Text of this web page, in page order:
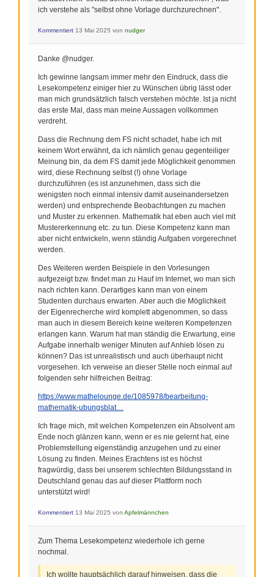
ich verstehe als "selbst ohne Vorlage durchzurechnen".
Kommentiert 13 Mai 2025 von nudger
Danke @nudger.
Ich gewinne langsam immer mehr den Eindruck, dass die
Lesekompetenz einiger hier zu Wünschen übrig lässt oder
man mich grundsätzlich falsch verstehen möchte. Ist ja nicht
das erste Mal, dass man meine Aussagen vollkommen
verdreht.
Dass die Rechnung dem FS nicht schadet, habe ich mit
keinem Wort erwähnt, da ich nämlich genau gegenteiliger
Meinung bin, da dem FS damit jede Möglichkeit genommen
wird, diese Rechnung selbst (!) ohne Vorlage
durchzuführen (es ist anzunehmen, dass sich die
wenigsten noch einmal intensiv damit auseinandersetzen
werden) und entsprechende Beobachtungen zu machen
und Muster zu erkennen. Mathematik hat eben auch viel mit
Mustererkennung etc. zu tun. Diese Kompetenz kann man
aber nicht entwickeln, wenn ständig Aufgaben vorgerechnet
werden.
Des Weiteren werden Beispiele in den Vorlesungen
aufgezeigt bzw. findet man zu Hauf im Internet, wo man sich
nach richten kann. Derartiges kann man von einem
Studenten durchaus erwarten. Aber auch die Möglichkeit
der Eigenrecherche wird komplett abgenommen, so dass
man auch in diesem Bereich keine weiteren Kompetenzen
erlangen kann. Warum hat man ständig die Erwartung, eine
Aufgabe innerhalb weniger Minuten auf Anhieb lösen zu
können? Das ist unrealistisch und auch überhaupt nicht
vorgesehen. Ich verweise an dieser Stelle noch einmal auf
folgenden sehr hilfreichen Beitrag:
https://www.mathelounge.de/1085978/bearbeitung-
mathematik-ubungsblat…
Ich frage mich, mit welchen Kompetenzen ein Absolvent am
Ende noch glänzen kann, wenn er es nie gelernt hat, eine
Problemstellung eigenständig anzugehen und zu einer
Lösung zu finden. Meines Erachtens ist es höchst
fragwürdig, dass bei unserem schlechten Bildungsstand in
Deutschland genau das auf dieser Plattform noch
unterstützt wird!
Kommentiert 13 Mai 2025 von Apfelmännchen
Zum Thema Lesekompetenz wiederhole ich gerne
nochmal.
Ich wollte hauptsächlich darauf hinweisen, dass die